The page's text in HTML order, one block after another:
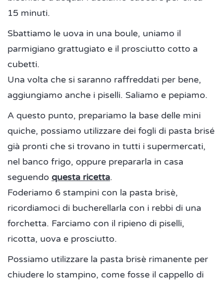
15 minuti.
Sbattiamo le uova in una boule, uniamo il
parmigiano grattugiato e il prosciutto cotto a
cubetti.
Una volta che si saranno raffreddati per bene,
aggiungiamo anche i piselli. Saliamo e pepiamo.
A questo punto, prepariamo la base delle mini
quiche, possiamo utilizzare dei fogli di pasta brisé
già pronti che si trovano in tutti i supermercati,
nel banco frigo, oppure prepararla in casa
seguendo questa ricetta.
Foderiamo 6 stampini con la pasta brisè,
ricordiamoci di bucherellarla con i rebbi di una
forchetta. Farciamo con il ripieno di piselli,
ricotta, uova e prosciutto.
Possiamo utilizzare la pasta brisè rimanente per
chiudere lo stampino, come fosse il cappello di